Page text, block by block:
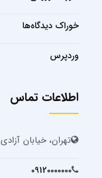
خوراک دیدگاه‌ها
وردپرس
اطلاعات تماس
تهران، خیابان آزادی
09120000000